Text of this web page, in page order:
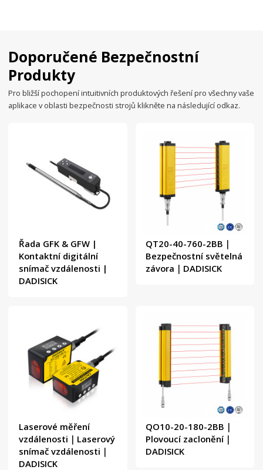
Doporučené Bezpečnostní
Produkty
Pro bližší pochopení intuitivních produktových řešení pro všechny vaše
aplikace v oblasti bezpečnosti strojů klikněte na následující odkaz.
Řada GFK & GFW |
Kontaktní digitální
snímač vzdálenosti |
DADISICK
QT20-40-760-2BB｜
Bezpečnostní světelná
závora｜DADISICK
Laserové měření
vzdálenosti｜Laserový
snímač vzdálenosti｜
DADISICK
QO10-20-180-2BB｜
Plovoucí zaclonění｜
DADISICK